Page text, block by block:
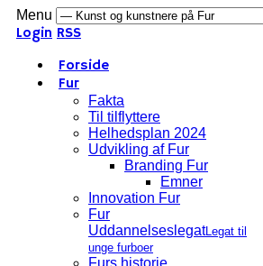
Menu
Login RSS
Forside
Fur
Fakta
Til tilflyttere
Helhedsplan 2024
Udvikling af Fur
Branding Fur
Emner
Innovation Fur
Fur
UddannelseslegatLegat til
unge furboer
Furs historie